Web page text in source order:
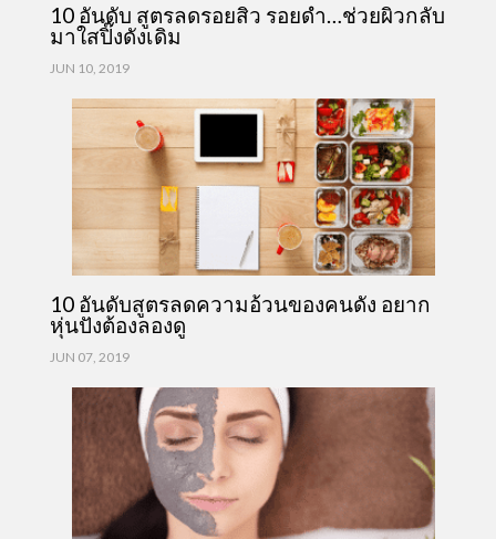
10 อันดับ สูตรลดรอยสิว รอยดำ…ช่วยผิวกลับ
มาใสปิ๊งดังเดิม
JUN 10, 2019
10 อันดับสูตรลดความอ้วนของคนดัง อยาก
หุ่นปังต้องลองดู
JUN 07, 2019